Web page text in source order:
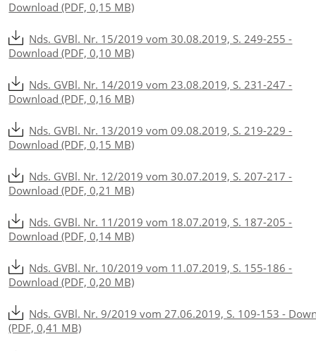
Download (PDF, 0,15 MB)
Nds. GVBl. Nr. 15/2019 vom 30.08.2019, S. 249-255 -
Download (PDF, 0,10 MB)
Nds. GVBl. Nr. 14/2019 vom 23.08.2019, S. 231-247 -
Download (PDF, 0,16 MB)
Nds. GVBl. Nr. 13/2019 vom 09.08.2019, S. 219-229 -
Download (PDF, 0,15 MB)
Nds. GVBl. Nr. 12/2019 vom 30.07.2019, S. 207-217 -
Download (PDF, 0,21 MB)
Nds. GVBl. Nr. 11/2019 vom 18.07.2019, S. 187-205 -
Download (PDF, 0,14 MB)
Nds. GVBl. Nr. 10/2019 vom 11.07.2019, S. 155-186 -
Download (PDF, 0,20 MB)
Nds. GVBl. Nr. 9/2019 vom 27.06.2019, S. 109-153 -
(PDF, 0,41 MB)